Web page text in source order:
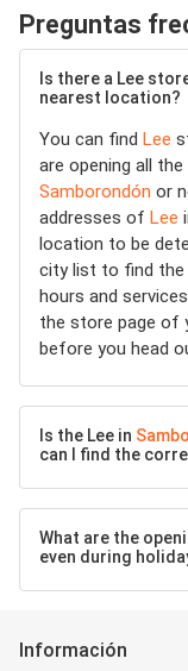
Preguntas
Is there a Lee
nearest location?
You can find Lee
are opening all
Samborondón or
addresses of Lee
location to be
city list to find the
hours and
the store page of
before you head
Is the Lee in
can I find the
What are the
even during
Información